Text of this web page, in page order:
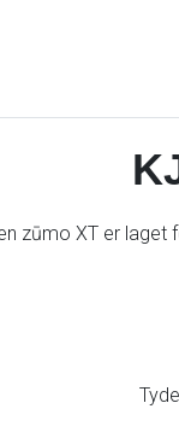
zūmo XT er